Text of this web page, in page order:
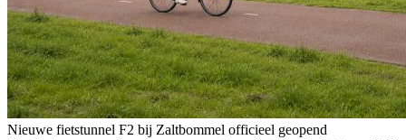
Nieuwe fietstunnel F2 bij Zaltbommel officieel geopend